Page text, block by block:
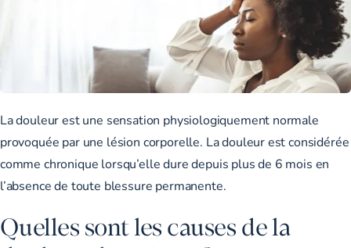
La douleur est une sensation physiologiquement normale
provoquée par une lésion corporelle. La douleur est considérée
comme chronique lorsqu’elle dure depuis plus de 6 mois en
l’absence de toute blessure permanente.
Quelles sont les causes de la